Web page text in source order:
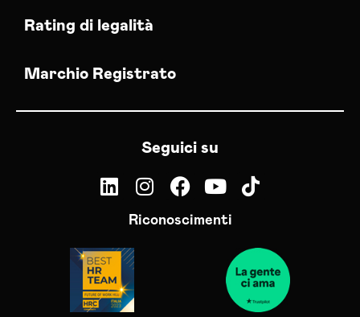
Rating di legalità
Marchio Registrato
Seguici su
Riconoscimenti